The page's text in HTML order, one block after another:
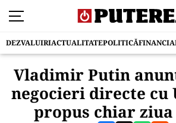
DEZVALUIRIACTUALITATEPOLITICĂ
Vladimir Putin
negocieri directe cu
propus chiar